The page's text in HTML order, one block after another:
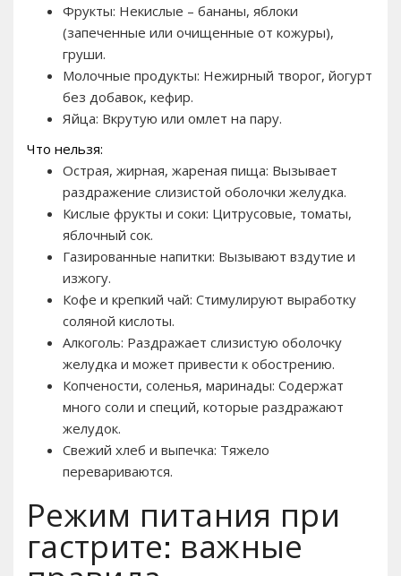
Фрукты: Некислые – бананы, яблоки
(запеченные или очищенные от кожуры),
груши.
Молочные продукты: Нежирный творог, йогурт
без добавок, кефир.
Яйца: Вкрутую или омлет на пару.
Что нельзя:
Острая, жирная, жареная пища: Вызывает
раздражение слизистой оболочки желудка.
Кислые фрукты и соки: Цитрусовые, томаты,
яблочный сок.
Газированные напитки: Вызывают вздутие и
изжогу.
Кофе и крепкий чай: Стимулируют выработку
соляной кислоты.
Алкоголь: Раздражает слизистую оболочку
желудка и может привести к обострению.
Копчености, соленья, маринады: Содержат
много соли и специй, которые раздражают
желудок.
Свежий хлеб и выпечка: Тяжело
перевариваются.
Режим питания при
гастрите: важные